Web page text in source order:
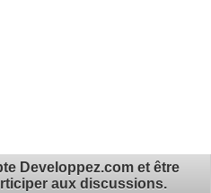
Developpez.com et être
aux discussions.